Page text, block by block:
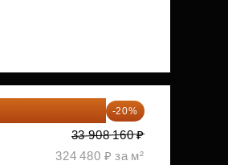
-20%
33 908 160 ₽
324 480 ₽ за м²